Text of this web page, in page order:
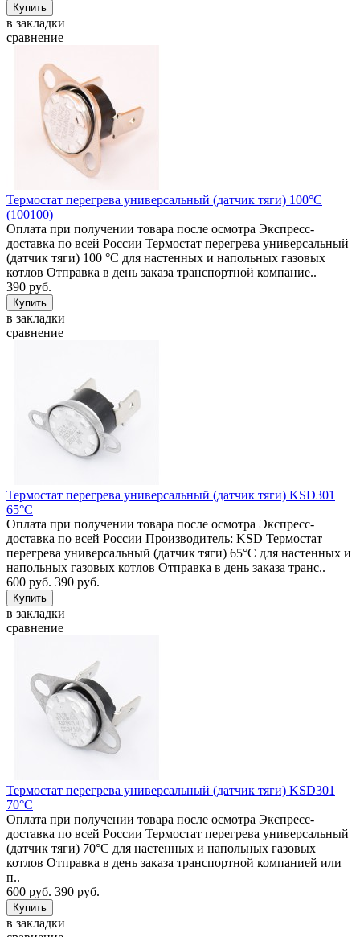
в закладки
сравнение
Термостат перегрева универсальный (датчик тяги) 100°C
(100100)
Оплата при получении товара после осмотра Экспресс-
доставка по всей России Термостат перегрева универсальный
(датчик тяги) 100 °C для настенных и напольных газовых
котлов Отправка в день заказа транспортной компание..
390 руб.
в закладки
сравнение
Термостат перегрева универсальный (датчик тяги) KSD301
65°C
Оплата при получении товара после осмотра Экспресс-
доставка по всей России Производитель: KSD Термостат
перегрева универсальный (датчик тяги) 65°C для настенных и
напольных газовых котлов Отправка в день заказа транс..
600 руб. 390 руб.
в закладки
сравнение
Термостат перегрева универсальный (датчик тяги) KSD301
70°C
Оплата при получении товара после осмотра Экспресс-
доставка по всей России Термостат перегрева универсальный
(датчик тяги) 70°C для настенных и напольных газовых
котлов Отправка в день заказа транспортной компанией или
п..
600 руб. 390 руб.
в закладки